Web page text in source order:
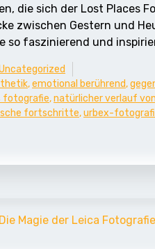
die sich der Lost Places
zwischen Gestern und
so faszinierend und
,emotional berührend,
fotografie,natürlicher verlauf
fortschritte,urbex-
Die Magie der Leica